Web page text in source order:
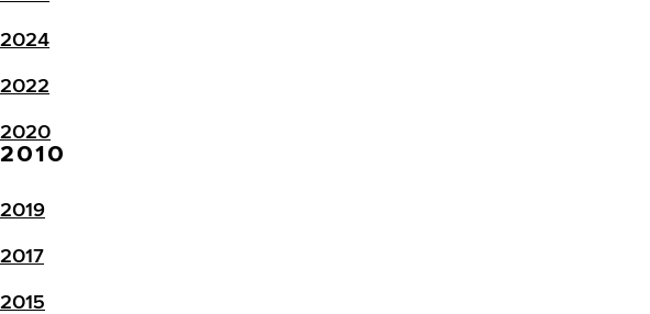
2024
2022
2020
2010
2019
2017
2015